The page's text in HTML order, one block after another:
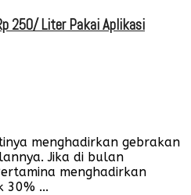
250/ Liter Pakai Aplikasi
menghadirkan gebrakan
Jika di bulan
menghadirkan
30% ...